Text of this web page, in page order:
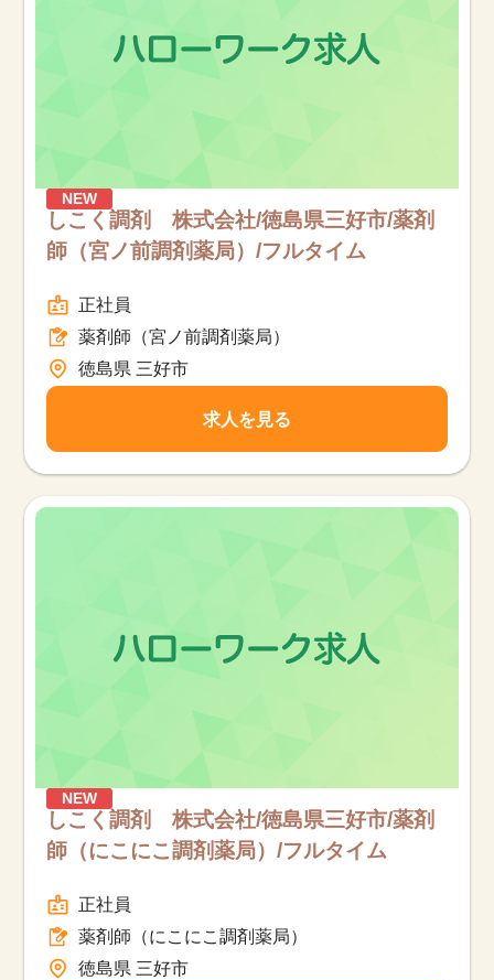
NEW
しこく調剤 株式会社/徳島県三好市/薬剤
師（宮ノ前調剤薬局）/フルタイム
正社員
薬剤師（宮ノ前調剤薬局）
徳島県 三好市
求人を見る
NEW
しこく調剤 株式会社/徳島県三好市/薬剤
師（にこにこ調剤薬局）/フルタイム
正社員
薬剤師（にこにこ調剤薬局）
徳島県 三好市